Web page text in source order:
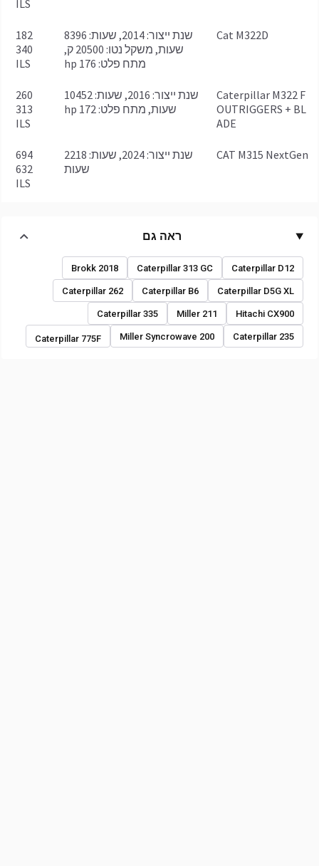
ILS
Cat M322D
שנת ייצור: 2014, שעות: 8396
שעות, משקל נטו: 20500 ק,
מתח פלט: 176 hp
182
340
ILS
Caterpillar M322 F
OUTRIGGERS + BL
ADE
שנת ייצור: 2016, שעות: 10452
שעות, מתח פלט: 172 hp
260
313
ILS
CAT M315 NextGen
שנת ייצור: 2024, שעות: 2218
שעות
694
632
ILS
ראה גם
Caterpillar D12
Caterpillar 313 GC
2018 Brokk
Caterpillar D5G XL
Caterpillar B6
Caterpillar 262
Hitachi CX900
Miller 211
Caterpillar 335
Caterpillar 235
Miller Syncrowave 200
Caterpillar 775F